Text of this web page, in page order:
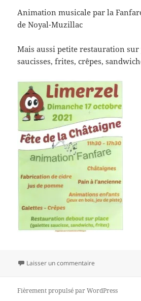
Animation musicale par la
de Noyal-Muzillac
Mais aussi petite restauration sur
saucisses, frites, crêpes,
Laisser un commentaire
Fièrement propulsé par WordPress